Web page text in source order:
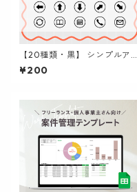
【20種類・黒】 シンプルアイ
コン集 (丸枠) | パワポ / Canv
a / 資料作成
¥200